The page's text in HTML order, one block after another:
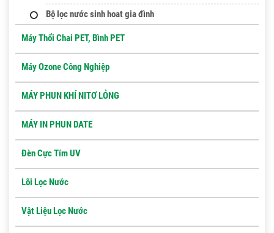
Bộ lọc nước sinh hoat gia đình
Máy Thổi Chai PET, Bình PET
Máy Ozone Công Nghiệp
MÁY PHUN KHÍ NITƠ LỎNG
MÁY IN PHUN DATE
Đèn Cực Tím UV
Lõi Lọc Nước
Vật Liệu Lọc Nước